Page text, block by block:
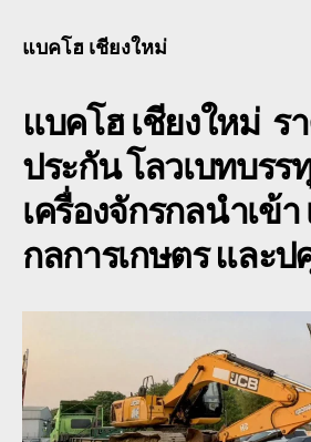
แบคโฮ เชียงใหม่
แบคโฮ เชียงใหม่ ร
ประกัน โลวเบทบรร
เครื่องจักรกลนำเข้า
กลการเกษตร และป